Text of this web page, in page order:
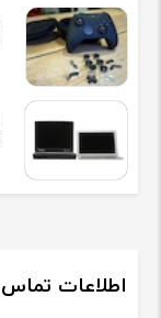
اطلاعات تماس